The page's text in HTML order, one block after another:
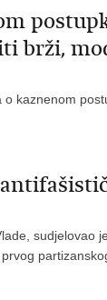
brži,
kaznenom
sudjelovao